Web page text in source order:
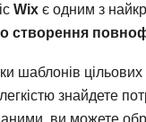
Wix є одним з
створення
шаблонів цільових
знайдете